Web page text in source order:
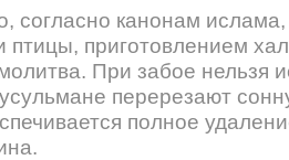
согласно канонам
птицы, приготовлением
При забое нельзя
перерезают
полное